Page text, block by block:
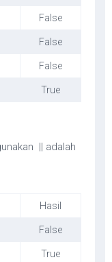
False
False
False
True
|| adalah
Hasil
False
True